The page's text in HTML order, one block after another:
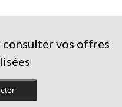
consulter vos offres